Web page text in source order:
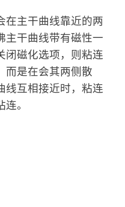
在主干曲线靠近的两
主干曲线带有磁性一
闭磁化选项，则粘连
而是在会其两侧散
线互相接近时，粘连
。